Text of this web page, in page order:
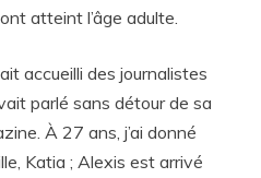
atteint l’âge adulte.
accueilli des journalistes
parlé sans détour de sa
À 27 ans, j’ai donné
Katia ; Alexis est arrivé